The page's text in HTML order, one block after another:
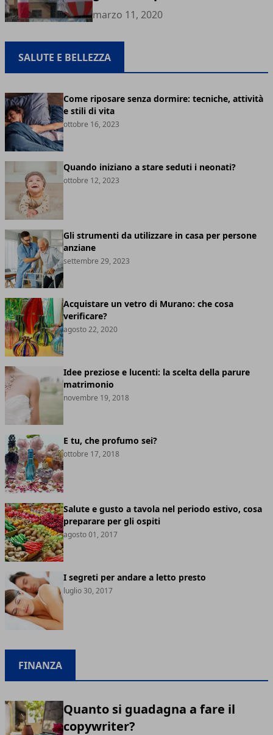
marzo 11, 2020
SALUTE E BELLEZZA
Come riposare senza dormire: tecniche, attività
e stili di vita
ottobre 16, 2023
Quando iniziano a stare seduti i neonati?
ottobre 12, 2023
Gli strumenti da utilizzare in casa per persone
anziane
settembre 29, 2023
Acquistare un vetro di Murano: che cosa
verificare?
agosto 22, 2020
Idee preziose e lucenti: la scelta della parure
matrimonio
novembre 19, 2018
E tu, che profumo sei?
ottobre 17, 2018
Salute e gusto a tavola nel periodo estivo, cosa
preparare per gli ospiti
agosto 01, 2017
I segreti per andare a letto presto
luglio 30, 2017
FINANZA
Quanto si guadagna a fare il
copywriter?